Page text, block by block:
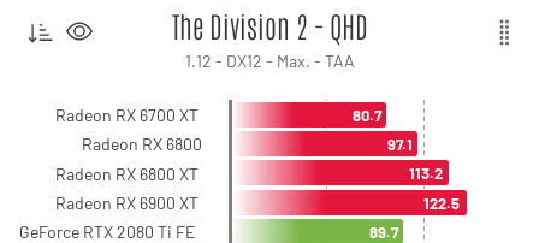
The Division 2 - QHD
1.12 - DX12 - Max. - TAA
Radeon RX 6700 XT
Radeon RX 6800
Radeon RX 6800 XT
Radeon RX 6900 XT
GeForce RTX 2080 Ti FE
80.7
97.1
113.2
122.5
89.7